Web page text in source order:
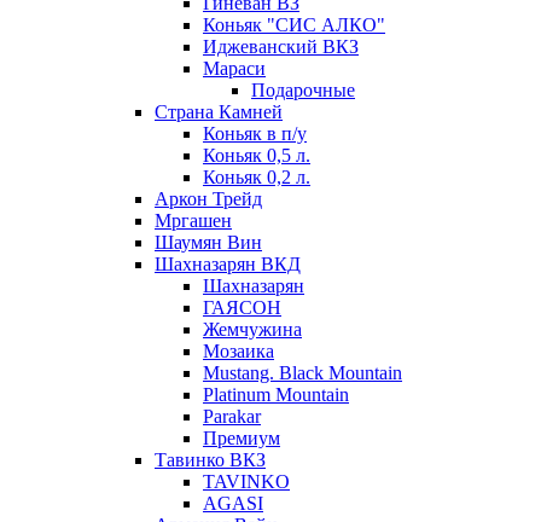
Коньяк "СИС АЛКО"
Иджеванский ВКЗ
Мараси
Подарочные
Страна Камней
Коньяк в п/у
Коньяк 0,5 л.
Коньяк 0,2 л.
Аркон Трейд
Мргашен
Шаумян Вин
Шахназарян ВКД
Шахназарян
ГАЯСОН
Жемчужина
Мозаика
Mustang. Black Mountain
Platinum Mountain
Parakar
Премиум
Тавинко ВКЗ
TAVINKO
AGASI